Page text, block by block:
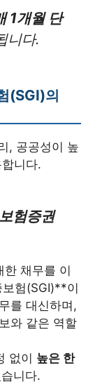
1개월 단
니다.
(SGI)의
, 공공성이 높
니다.
험증권
한 채무를 이
험(SGI)**이
를 대신하며,
와 같은 역할
없이 높은 한
니다.